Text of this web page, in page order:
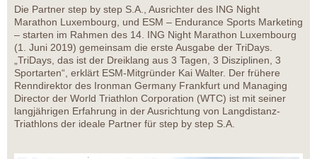
Die Partner step by step S.A., Ausrichter des ING Night
Marathon Luxembourg, und ESM – Endurance Sports Marketing
– starten im Rahmen des 14. ING Night Marathon Luxembourg
(1. Juni 2019) gemeinsam die erste Ausgabe der TriDays.
„TriDays, das ist der Dreiklang aus 3 Tagen, 3 Disziplinen, 3
Sportarten“, erklärt ESM-Mitgründer Kai Walter. Der frühere
Renndirektor des Ironman Germany Frankfurt und Managing
Director der World Triathlon Corporation (WTC) ist mit seiner
langjährigen Erfahrung in der Ausrichtung von Langdistanz-
Triathlons der ideale Partner für step by step S.A.